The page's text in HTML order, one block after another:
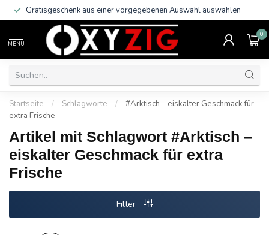
Gratisgeschenk aus einer vorgegebenen Auswahl auswählen
MENU
0
Startseite / Schlagworte /
#Arktisch – eiskalter Geschmack für
extra Frische
Artikel mit Schlagwort #Arktisch –
eiskalter Geschmack für extra
Frische
Filter